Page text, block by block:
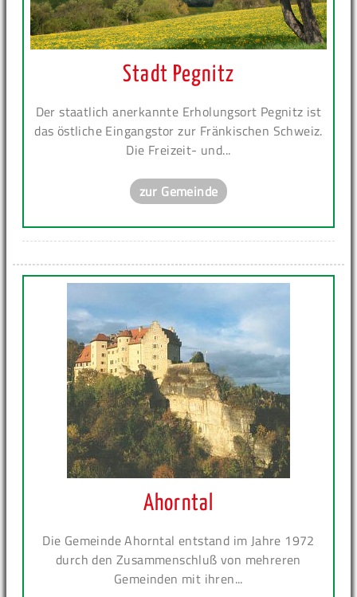
Stadt Pegnitz
Der staatlich anerkannte Erholungsort Pegnitz ist
das östliche Eingangstor zur Fränkischen Schweiz.
Die Freizeit- und...
zur Gemeinde
Ahorntal
Die Gemeinde Ahorntal entstand im Jahre 1972
durch den Zusammenschluß von mehreren
Gemeinden mit ihren...